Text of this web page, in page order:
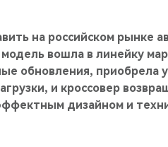
на российском рынке
вошла в линейку
обновления, приобрела
и кроссовер
дизайном и